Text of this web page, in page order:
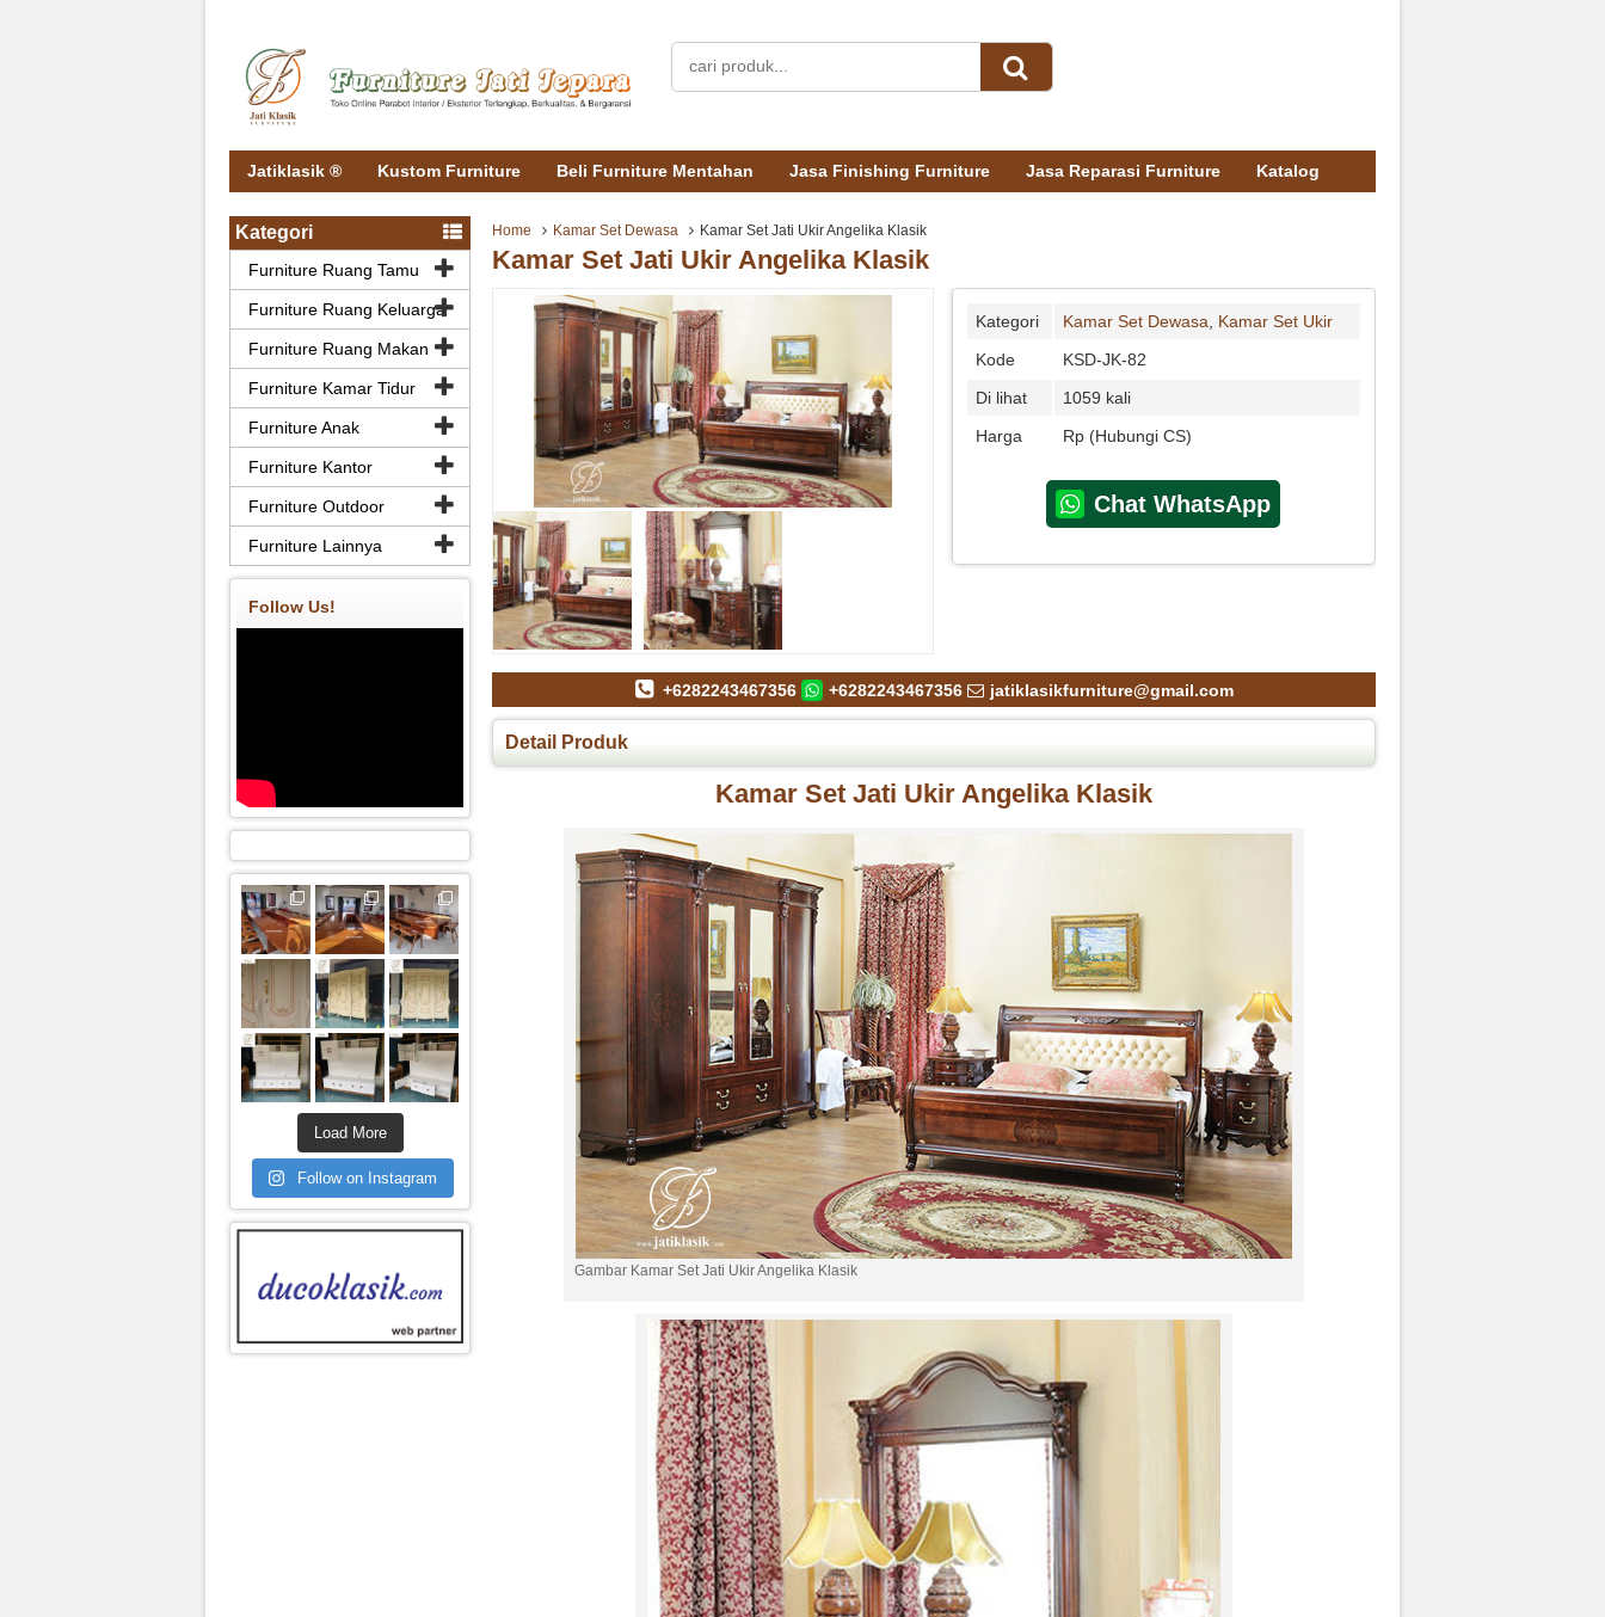
Jatiklasik ® Kustom Furniture Beli Furniture Mentahan Jasa Finishing Furniture Jasa Reparasi Furniture Katalog
Home Kamar Set Dewasa Kamar Set Jati Ukir Angelika Klasik
Kamar Set Jati Ukir Angelika Klasik
Kategori Kamar Set Dewasa
Kamar Set Ukir
Kode
KSD-JK-82
Di lihat
1059 kali
Harga
Rp (Hubungi CS)
Chat WhatsApp
+6282243467356 +6282243467356 jatiklasikfurniture@gmail.com
Detail Produk
Kamar Set Jati Ukir Angelika Klasik
Gambar Kamar Set Jati Ukir Angelika Klasik
Kategori
Furniture Ruang Tamu
Furniture Ruang Keluarga
Furniture Ruang Makan
Furniture Kamar Tidur
Furniture Anak
Furniture Kantor
Furniture Outdoor
Furniture Lainnya
Follow Us!
Load More
Follow on Instagram